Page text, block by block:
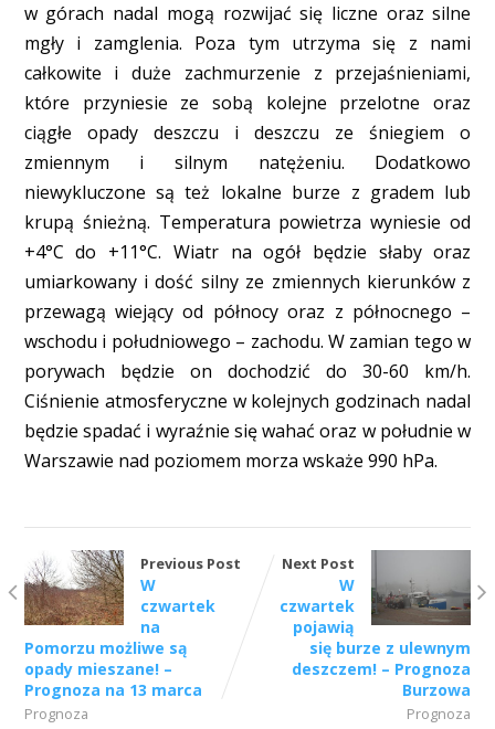
w górach nadal mogą rozwijać się liczne oraz silne
mgły i zamglenia. Poza tym utrzyma się z nami
całkowite i duże zachmurzenie z przejaśnieniami,
które przyniesie ze sobą kolejne przelotne oraz
ciągłe opady deszczu i deszczu ze śniegiem o
zmiennym i silnym natężeniu. Dodatkowo
niewykluczone są też lokalne burze z gradem lub
krupą śnieżną. Temperatura powietrza wyniesie od
+4°C do +11°C. Wiatr na ogół będzie słaby oraz
umiarkowany i dość silny ze zmiennych kierunków z
przewagą wiejący od północy oraz z północnego –
wschodu i południowego – zachodu. W zamian tego w
porywach będzie on dochodzić do 30-60 km/h.
Ciśnienie atmosferyczne w kolejnych godzinach nadal
będzie spadać i wyraźnie się wahać oraz w południe w
Warszawie nad poziomem morza wskaże 990 hPa.
Previous Post
W
czwartek
na
Pomorzu możliwe są
opady mieszane! –
Prognoza na 13 marca
Prognoza
Next Post
W
czwartek
pojawią
się burze z ulewnym
deszczem! – Prognoza
Burzowa
Prognoza